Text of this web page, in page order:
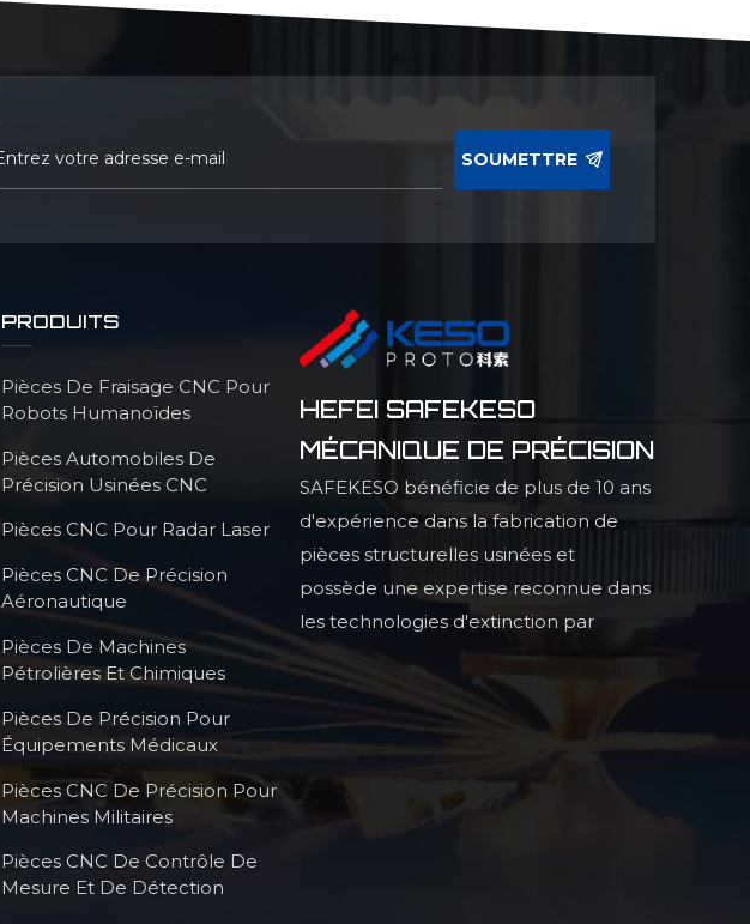
SOUMETTRE
PRODUITS
Pièces De Fraisage CNC Pour
Robots Humanoïdes
Pièces Automobiles De
Précision Usinées CNC
Pièces CNC Pour Radar Laser
Pièces CNC De Précision
Aéronautique
Pièces De Machines
Pétrolières Et Chimiques
Pièces De Précision Pour
Équipements Médicaux
Pièces CNC De Précision Pour
Machines Militaires
Pièces CNC De Contrôle De
Mesure Et De Détection
HEFEI SAFEKESO
MÉCANIQUE DE PRÉCISION
SAFEKESO bénéficie de plus de 10 ans
d'expérience dans la fabrication de
pièces structurelles usinées et
possède une expertise reconnue dans
les technologies d'extinction par
infrarouge, la production de pièces
structurelles profilées de haute
précision et les procédés de haute
qualité.